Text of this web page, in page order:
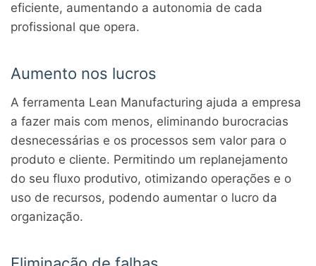
eficiente, aumentando a autonomia de cada
profissional que opera.
Aumento nos lucros
A ferramenta Lean Manufacturing ajuda a empresa
a fazer mais com menos, eliminando burocracias
desnecessárias e os processos sem valor para o
produto e cliente. Permitindo um replanejamento
do seu fluxo produtivo, otimizando operações e o
uso de recursos, podendo aumentar o lucro da
organização.